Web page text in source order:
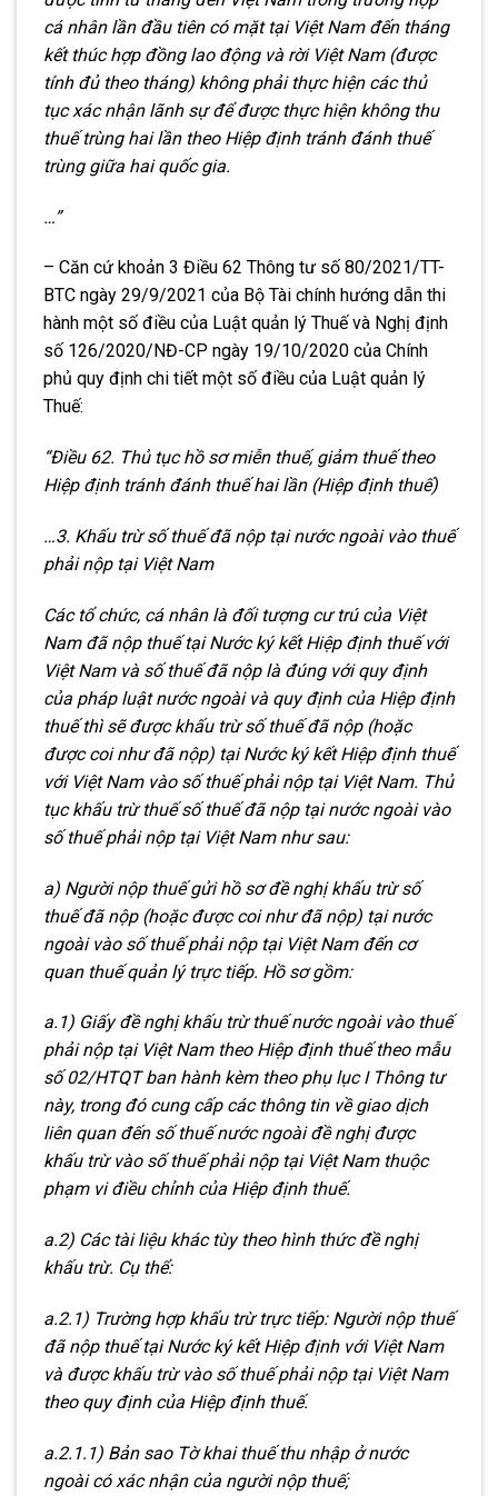
cá nhân lần đầu tiên có mặt tại Việt Nam đến tháng
kết thúc hợp đồng lao động và rời Việt Nam (được
tính đủ theo tháng) không phải thực hiện các thủ
tục xác nhận lãnh sự để được thực hiện không thu
thuế trùng hai lần theo Hiệp định tránh đánh thuế
trùng giữa hai quốc gia.
…”
– Căn cứ khoản 3 Điều 62 Thông tư số 80/2021/TT-
BTC ngày 29/9/2021 của Bộ Tài chính hướng dẫn thi
hành một số điều của Luật quản lý Thuế và Nghị định
số 126/2020/NĐ-CP ngày 19/10/2020 của Chính
phủ quy định chi tiết một số điều của Luật quản lý
Thuế:
“Điều 62. Thủ tục hồ sơ miễn thuế, giảm thuế theo
Hiệp định tránh đánh thuế hai lần (Hiệp định thuế)
…3. Khấu trừ số thuế đã nộp tại nước ngoài vào thuế
phải nộp tại Việt Nam
Các tổ chức, cá nhân là đối tượng cư trú của Việt
Nam đã nộp thuế tại Nước ký kết Hiệp định thuế với
Việt Nam và số thuế đã nộp là đúng với quy định
của pháp luật nước ngoài và quy định của Hiệp định
thuế thì sẽ được khấu trừ số thuế đã nộp (hoặc
được coi như đã nộp) tại Nước ký kết Hiệp định thuế
với Việt Nam vào số thuế phải nộp tại Việt Nam. Thủ
tục khấu trừ thuế số thuế đã nộp tại nước ngoài vào
số thuế phải nộp tại Việt Nam như sau:
a) Người nộp thuế gửi hồ sơ đề nghị khấu trừ số
thuế đã nộp (hoặc được coi như đã nộp) tại nước
ngoài vào số thuế phải nộp tại Việt Nam đến cơ
quan thuế quản lý trực tiếp. Hồ sơ gồm:
a.1) Giấy đề nghị khấu trừ thuế nước ngoài vào thuế
phải nộp tại Việt Nam theo Hiệp định thuế theo mẫu
số 02/HTQT ban hành kèm theo phụ lục I Thông tư
này, trong đó cung cấp các thông tin về giao dịch
liên quan đến số thuế nước ngoài đề nghị được
khấu trừ vào số thuế phải nộp tại Việt Nam thuộc
phạm vi điều chỉnh của Hiệp định thuế.
a.2) Các tài liệu khác tùy theo hình thức đề nghị
khấu trừ. Cụ thể:
a.2.1) Trường hợp khấu trừ trực tiếp: Người nộp thuế
đã nộp thuế tại Nước ký kết Hiệp định với Việt Nam
và được khấu trừ vào số thuế phải nộp tại Việt Nam
theo quy định của Hiệp định thuế.
a.2.1.1) Bản sao Tờ khai thuế thu nhập ở nước
ngoài có xác nhận của người nộp thuế;